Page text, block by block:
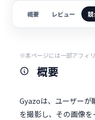
概要 レビュー 競
※本ページには一部アフィ
概要
Gyazoは、ユーザーが
を撮影し、その画像